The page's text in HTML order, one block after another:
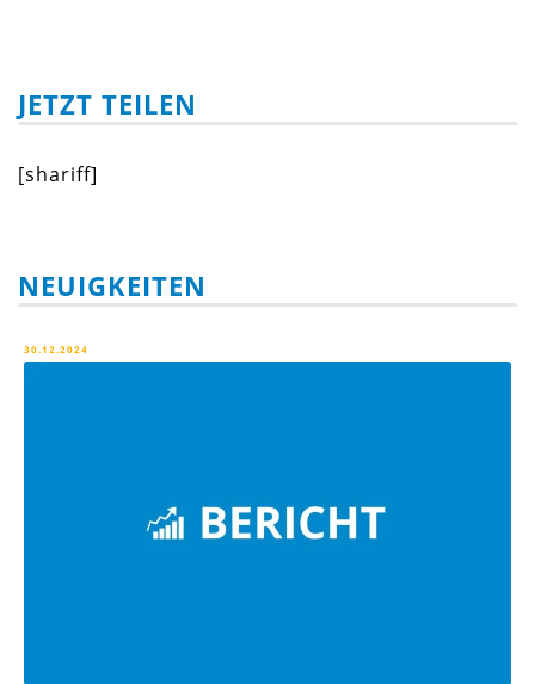
JETZT TEILEN
[shariff]
NEUIGKEITEN
30.12.2024